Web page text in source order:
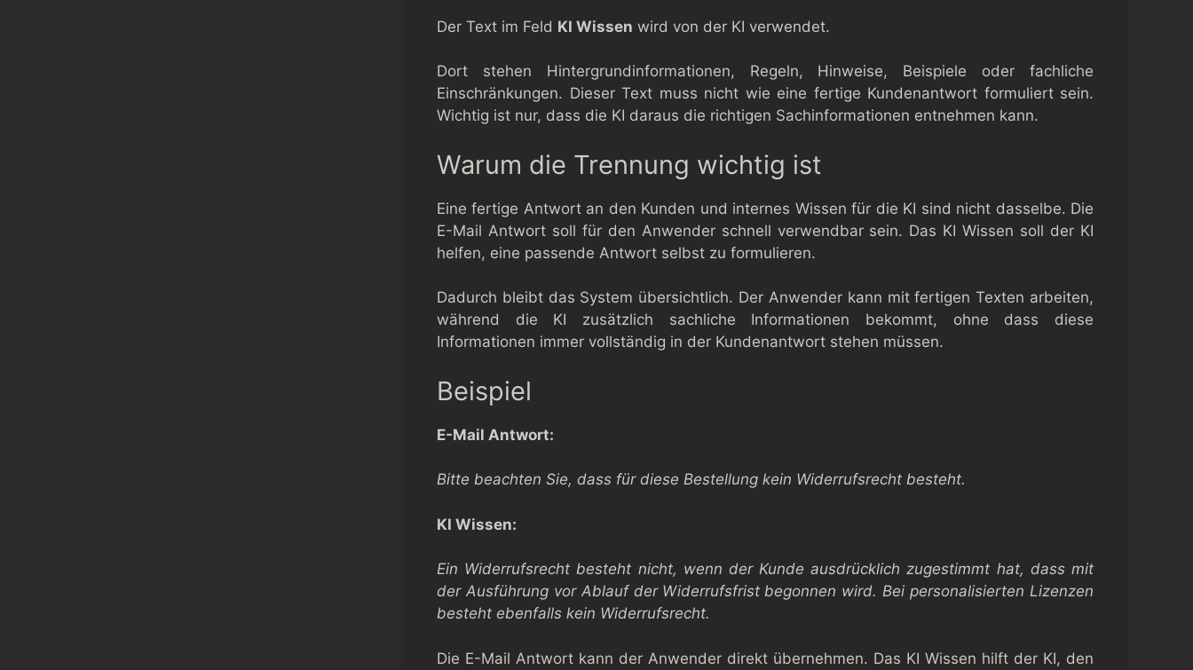
Der Text im Feld KI Wissen wird von der KI verwendet.
Dort stehen Hintergrundinformationen, Regeln, Hinweise, Beispiele oder fachliche
Einschränkungen. Dieser Text muss nicht wie eine fertige Kundenantwort formuliert sein.
Wichtig ist nur, dass die KI daraus die richtigen Sachinformationen entnehmen kann.
Warum die Trennung wichtig ist
Eine fertige Antwort an den Kunden und internes Wissen für die KI sind nicht dasselbe. Die
E-Mail Antwort soll für den Anwender schnell verwendbar sein. Das KI Wissen soll der KI
helfen, eine passende Antwort selbst zu formulieren.
Dadurch bleibt das System übersichtlich. Der Anwender kann mit fertigen Texten arbeiten,
während die KI zusätzlich sachliche Informationen bekommt, ohne dass diese
Informationen immer vollständig in der Kundenantwort stehen müssen.
Beispiel
E-Mail Antwort:
Bitte beachten Sie, dass für diese Bestellung kein Widerrufsrecht besteht.
KI Wissen:
Ein Widerrufsrecht besteht nicht, wenn der Kunde ausdrücklich zugestimmt hat, dass mit
der Ausführung vor Ablauf der Widerrufsfrist begonnen wird. Bei personalisierten Lizenzen
besteht ebenfalls kein Widerrufsrecht.
Die E-Mail Antwort kann der Anwender direkt übernehmen. Das KI Wissen hilft der KI, den